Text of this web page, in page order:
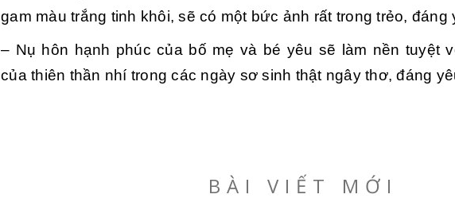
gam màu trắng tinh khôi, sẽ có một bức ảnh rất trong trẻo, đáng
– Nụ hôn hạnh phúc của bố mẹ và bé yêu sẽ làm nền tuyệt
của thiên thần nhí trong các ngày sơ sinh thật ngây thơ, đáng
BÀI VIẾT MỚI